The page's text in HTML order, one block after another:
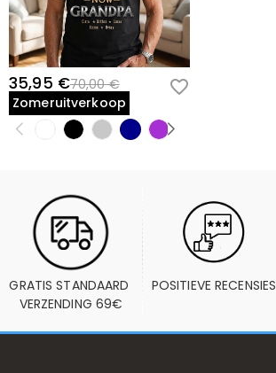
35,95 €70,00 €
Zomeruitverkoop
GRATIS STANDAARD
VERZENDING 69€
POSITIEVE RECENSIES